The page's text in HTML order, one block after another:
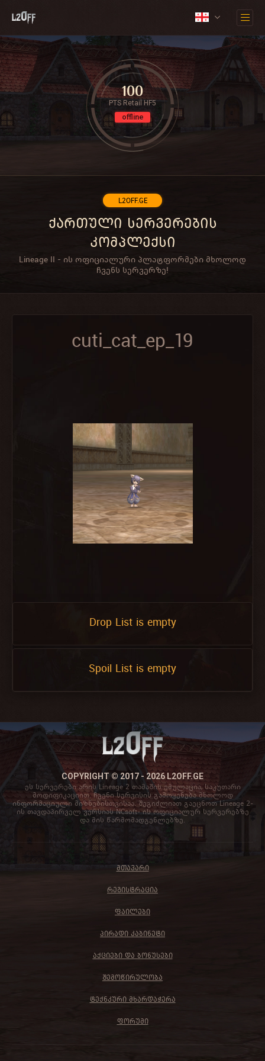
L2OFF.GE
ქართული სერვერების
კომპლექსი
Lineage II - ის ოფიციალური პლატფორმები მხოლოდ
ჩვენს სერვერზე!
100
PTS Retail HF5
offline
cuti_cat_ep_19
Drop List is empty
Spoil List is empty
COPYRIGHT © 2017 - 2026 L2OFF.GE
ეს სერვერები არის Lineage 2 თამაშის ემულაცია, საკუთარი
მოდიფიკაციით. ჩვენი სერვისის გამოყენება მხოლოდ
ინფორმაციული მიზნებისთვისაა. შეგიძლიათ გაეცნოთ Lineage 2-
ის თავდაპირველ ვერსიას NCsoft- ის ოფიციალურ სერვერებზე
და მის წარმომადგენლებზე.
ᲛᲗᲐᲕᲐᲠᲘ
ᲠᲔᲒᲘᲡᲢᲠᲐᲪᲘᲐ
ᲤᲐᲘᲚᲔᲑᲘ
ᲞᲘᲠᲐᲓᲘ ᲙᲐᲑᲘᲜᲔᲢᲘ
ᲐᲥᲪᲘᲔᲑᲘ ᲓᲐ ᲑᲝᲜᲣᲡᲔᲑᲘ
ᲨᲔᲛᲝᲬᲘᲠᲣᲚᲝᲑᲐ
ᲢᲔᲥᲜᲙᲣᲠᲘ ᲛᲮᲐᲠᲓᲐᲭᲔᲠᲐ
ᲤᲝᲠᲣᲛᲘ